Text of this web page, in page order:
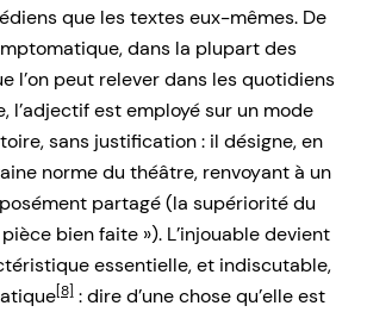
que les textes eux-mêmes. De
dans la plupart des
l’on peut relever dans les quotidiens
l’adjectif est employé sur un mode
sans justification : il désigne, en
norme du théâtre, renvoyant à un
partagé (la supériorité du
bien faite »). L’injouable devient
essentielle, et indiscutable,
[8]: dire d’une chose qu’elle est